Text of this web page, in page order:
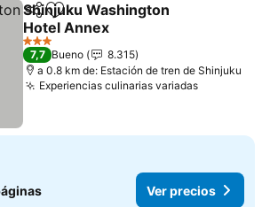
CompartirAgregar a favoritos
Shinjuku Washington
Hotel Annex
Ver precios
3 Estrellas
7,7 Bueno
8.315
a 0.8 km de: Estación de tren de Shinjuku
Experiencias culinarias variadasVer
Ver precios